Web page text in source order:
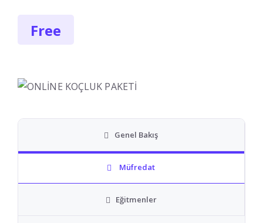
Free
Genel Bakış
Müfredat
Eğitmenler